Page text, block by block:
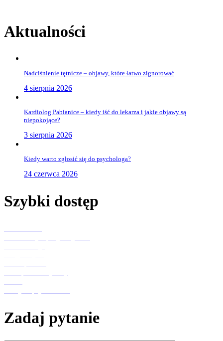
Aktualności
Nadciśnienie tętnicze – objawy, które łatwo zignorować
4 sierpnia 2026
Kardiolog Pabianice – kiedy iść do lekarza i jakie objawy są
niepokojące?
3 sierpnia 2026
Kiedy warto zgłosić się do psychologa?
24 czerwca 2026
Szybki dostęp
Zadaj pytanie